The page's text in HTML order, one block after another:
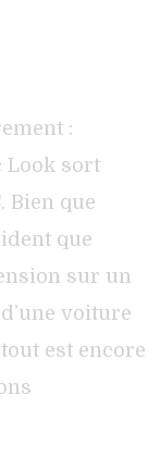
:
Look sort
Bien que
que
sur un
voiture
est encore